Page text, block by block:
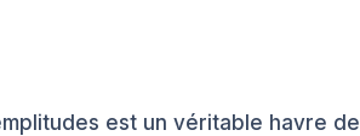
est un véritable havre de